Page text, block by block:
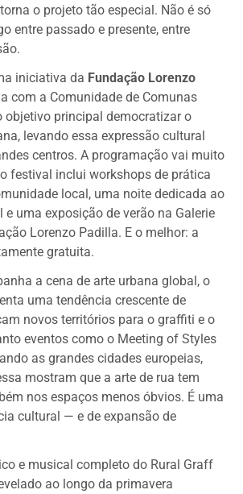
o projeto tão especial. Não é só
entre passado e presente, entre
iniciativa da Fundação Lorenzo
com a Comunidade de Comunas
objetivo principal democratizar o
levando essa expressão cultural
centros. A programação vai muito
festival inclui workshops de prática
local, uma noite dedicada ao
e uma exposição de verão na Galerie
Lorenzo Padilla. E o melhor: a
gratuita.
a cena de arte urbana global, o
uma tendência crescente de
novos territórios para o graffiti e o
eventos como o Meeting of Styles
as grandes cidades europeias,
mostram que a arte de rua tem
nos espaços menos óbvios. É uma
cultural — e de expansão de
e musical completo do Rural Graff
ao longo da primavera